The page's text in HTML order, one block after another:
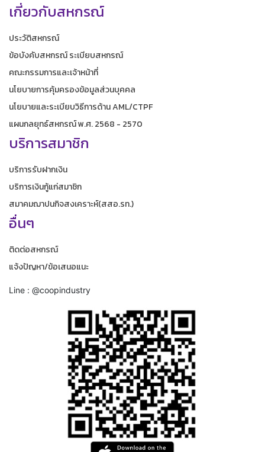
เกี่ยวกับสหกรณ์
ประวัติสหกรณ์
ข้อบังคับสหกรณ์ ระเบียบสหกรณ์
คณะกรรมการและเจ้าหน้าที่
นโยบายการคุ้มครองข้อมูลส่วนบุคคล
นโยบายและระเบียบวิธีการด้าน AML/CTPF
แผนกลยุทธ์สหกรณ์ พ.ศ. 2568 - 2570
บริการสมาชิก
บริการรับฝากเงิน
บริการเงินกู้แก่สมาชิก
สมาคมฌาปนกิจสงเคราะห์(สสอ.รท.)
อื่นๆ
ติดต่อสหกรณ์
แจ้งปัญหา/ข้อเสนอแนะ
Line : @coopindustry